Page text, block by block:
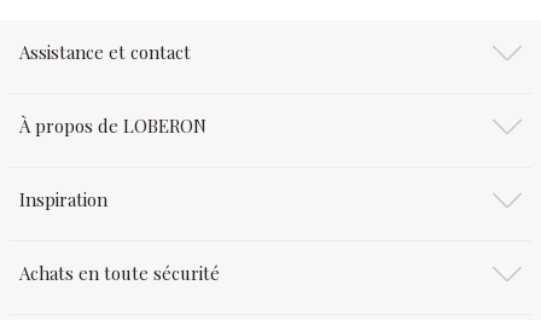
Assistance et contact
À propos de LOBERON
Inspiration
Achats en toute sécurité